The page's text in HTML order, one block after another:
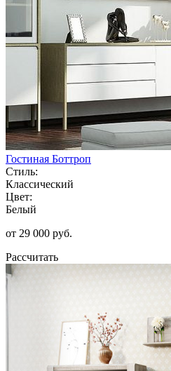
Гостиная Боттроп
Стиль:
Классический
Цвет:
Белый
от 29 000 руб.
Рассчитать